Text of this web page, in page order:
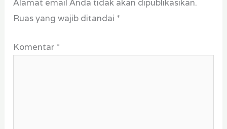
Alamat email Anda tidak akan dipublikasikan.
Ruas yang wajib ditandai *
Komentar *